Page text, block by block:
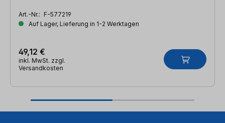
Art.-Nr.: F-577219
Auf Lager, Lieferung in 1-2 Werktagen
49,12 €
inkl. MwSt. zzgl.
Versandkosten